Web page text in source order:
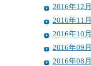
2016年12月
2016年11月
2016年10月
2016年09月
2016年08月